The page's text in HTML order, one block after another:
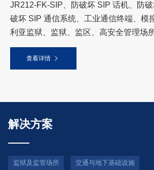
JR212-FK-SIP、防破坏 SIP 话机、防
破坏 SIP 通信系统、工业通信终端、模
利亚监狱、监狱、监区、高安全管理场
全、关键基础设施
查看详情
解决方案
监狱及监管场所 交通与地下基础设施